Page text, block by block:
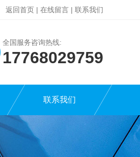
返回首页 | 在线留言 | 联系我们
全国服务咨询热线:
17768029759
联系我们